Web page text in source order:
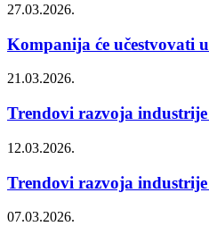
27.03.2026.
Kompanija će učestvovati
21.03.2026.
Trendovi razvoja
12.03.2026.
Trendovi razvoja
07.03.2026.